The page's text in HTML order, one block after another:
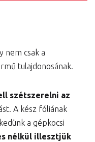
nem csak a
tulajdonosának.
szétszerelni az
A kész fóliának
a gépkocsi
nélkül illesztjük